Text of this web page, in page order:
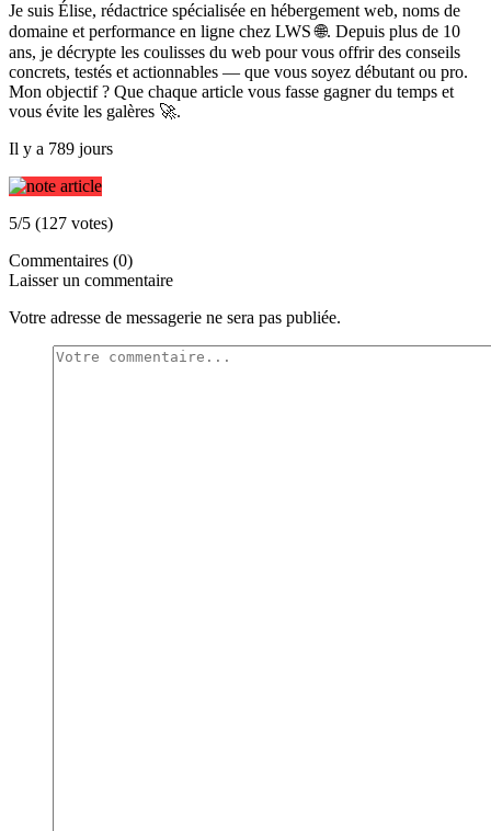
Je suis Élise, rédactrice spécialisée en hébergement web, noms de
domaine et performance en ligne chez LWS 🌐. Depuis plus de 10
ans, je décrypte les coulisses du web pour vous offrir des conseils
concrets, testés et actionnables — que vous soyez débutant ou pro.
Mon objectif ? Que chaque article vous fasse gagner du temps et
vous évite les galères 🚀.
Il y a 789 jours
5/5 (127 votes)
Commentaires (0)
Laisser un commentaire
Votre adresse de messagerie ne sera pas publiée.